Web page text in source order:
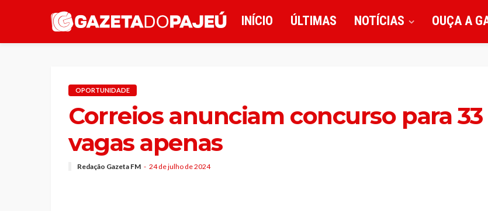
INÍCIO ÚLTIMAS NOTÍCIAS OUÇA A
OPORTUNIDADE
Correios anunciam concurso para 33
vagas apenas
Redação Gazeta FM 24 de julho de 2024